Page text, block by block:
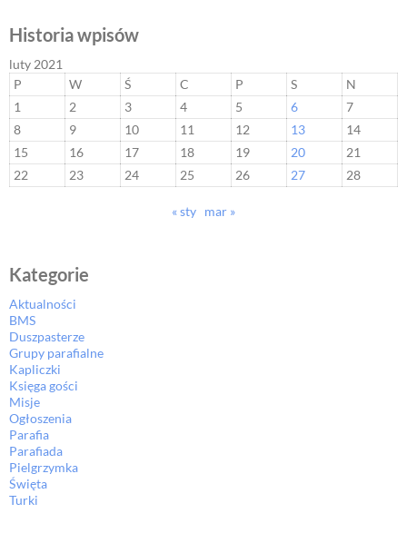
Historia wpisów
luty 2021
P
W Ś C P S
N
1
2 3 4 5 6
7
8
9 10 11 12 13
14
15
16 17 18 19 20
21
22
23 24 25 26 27 28
« sty mar »
Kategorie
Aktualności
BMS
Duszpasterze
Grupy parafialne
Kapliczki
Księga gości
Misje
Ogłoszenia
Parafia
Parafiada
Pielgrzymka
Święta
Turki